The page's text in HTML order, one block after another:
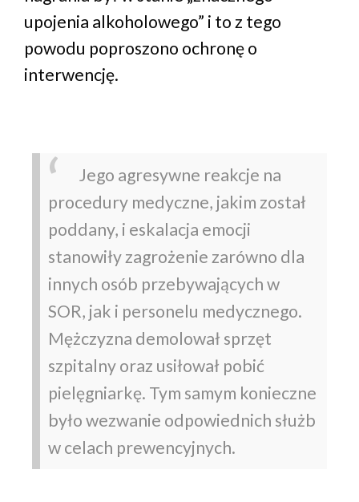
upojenia alkoholowego” i to z tego
powodu poproszono ochronę o
interwencję.
Jego agresywne reakcje na
procedury medyczne, jakim został
poddany, i eskalacja emocji
stanowiły zagrożenie zarówno dla
innych osób przebywających w
SOR, jak i personelu medycznego.
Mężczyzna demolował sprzęt
szpitalny oraz usiłował pobić
pielęgniarkę. Tym samym konieczne
było wezwanie odpowiednich służb
w celach prewencyjnych.